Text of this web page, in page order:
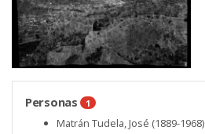
Personas 1
Matrán Tudela, José (1889-1968)